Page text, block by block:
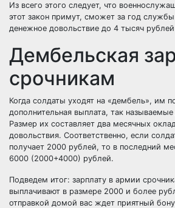
Из всего этого следует, что
этот закон примут, сможет за год службы
денежное довольствие до 4 тысяч
Дембельская
срочникам
Когда солдаты уходят на «дембель», им
дополнительная выплата, так
Размер их составляет два месячных
довольствия. Соответственно, если
получает 2000 рублей, то в последний
6000 (2000+4000) рублей.
Подведем итог: зарплату в армии
выплачивают в размере 2000 и более
отправкой домой вас ждет приятный